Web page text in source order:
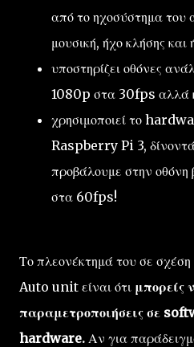
από το ηχοσύστημα του
μουσική, ήχο κλήσης και
υποστηρίζει οθόνες
1080p στα 30fps αλλά
χρησιμοποιεί το
Raspberry Pi 3,
προβάλουμε στην οθόνη
στα 60fps!
Το πλεονέκτημά του σε
Auto unit είναι ότι μπορείς
παραμετροποιήσεις σε
hardware. Αν για